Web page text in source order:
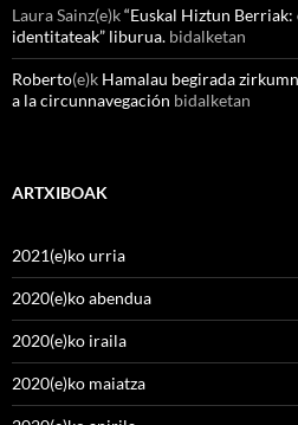
Laura Sainz(e)k“Euskal Hiztun
identitateak” liburua. bidalketan
Roberto(e)k Hamalau begirada
a la circunnavegación bidalketan
ARTXIBOAK
2021(e)ko urria
2020(e)ko abendua
2020(e)ko iraila
2020(e)ko maiatza